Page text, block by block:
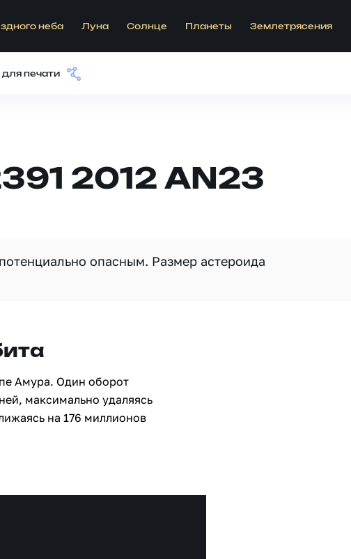
неба Луна Солнце Планеты Землетрясения
для печати
2012 AN23
опасным. Размер астероида
Амура. Один оборот
максимально удаляясь
на 176 миллионов